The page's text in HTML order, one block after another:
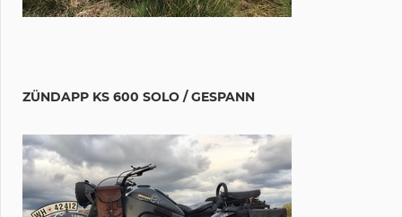
ZÜNDAPP KS 600 SOLO / GESPANN